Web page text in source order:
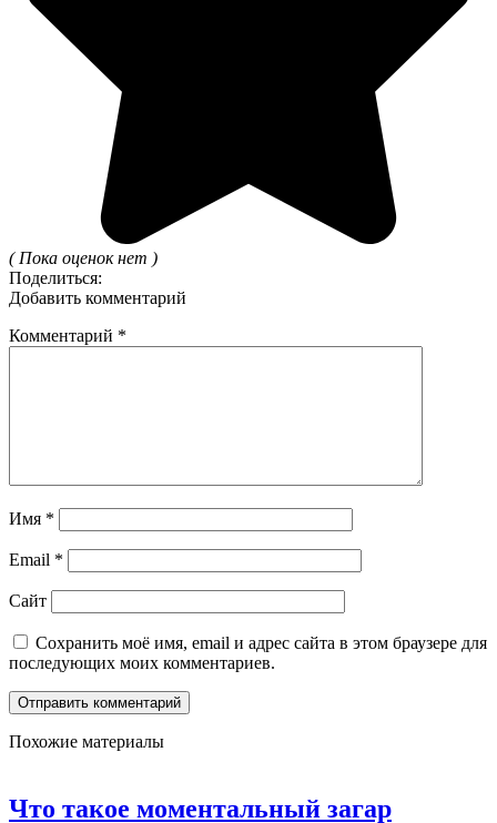
( Пока оценок нет )
Поделиться:
Добавить комментарий
Комментарий *
Имя *
Email *
Сайт
Сохранить моё имя, email и адрес сайта в этом браузере для
последующих моих комментариев.
Похожие материалы
Что такое моментальный загар